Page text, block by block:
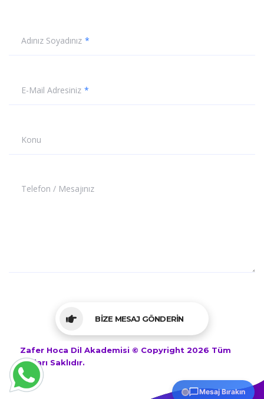
Adınız Soyadınız
E-Mail Adresiniz
Konu
Telefon / Mesajınız
BİZE MESAJ GÖNDERİN
Zafer Hoca Dil Akademisi © Copyright 2026 Tüm
Hakları Saklıdır.
Mesaj Bırakın